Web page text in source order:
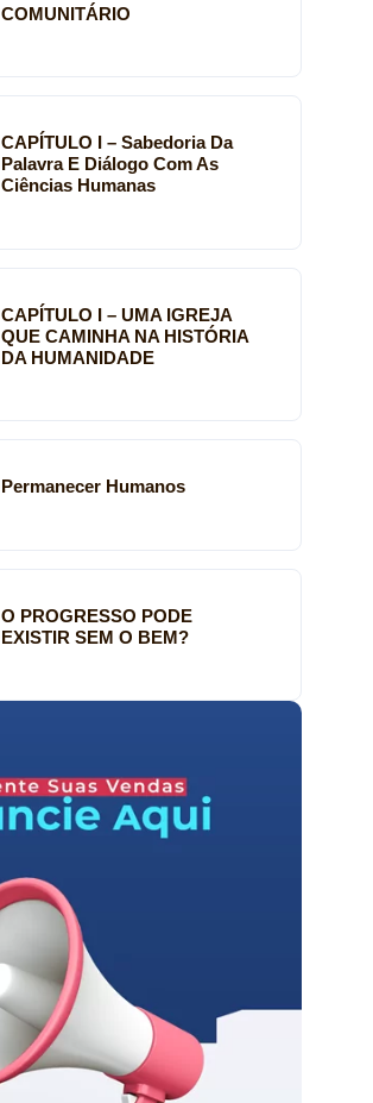
COMUNITÁRIO
CAPÍTULO I – Sabedoria Da
Palavra E Diálogo Com As
Ciências Humanas
CAPÍTULO I – UMA IGREJA
QUE CAMINHA NA HISTÓRIA
DA HUMANIDADE
Permanecer Humanos
O PROGRESSO PODE
EXISTIR SEM O BEM?